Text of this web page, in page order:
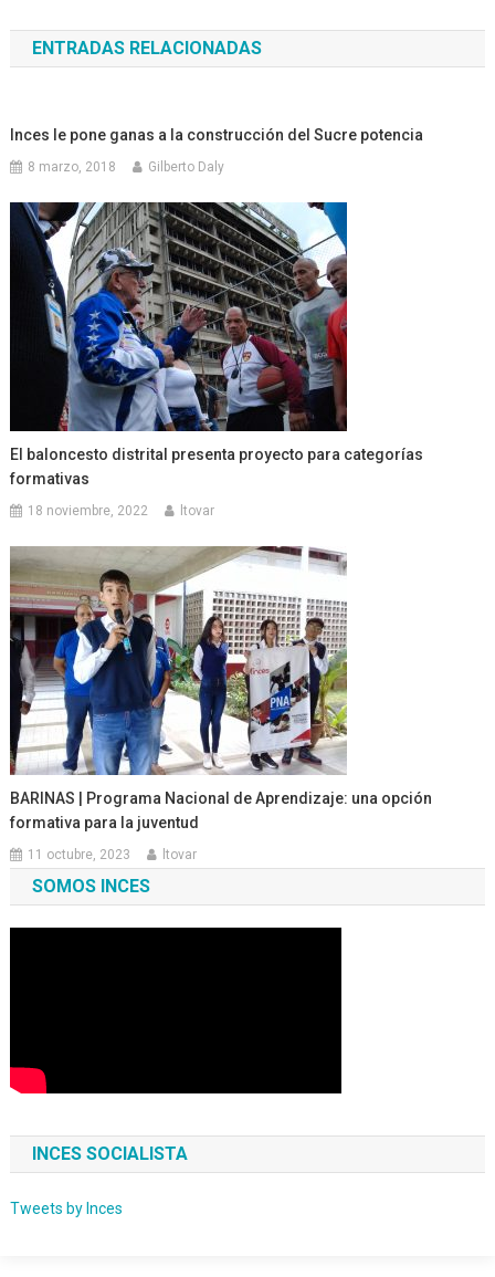
de
entradas
ENTRADAS RELACIONADAS
Inces le pone ganas a la construcción del Sucre potencia
8 marzo, 2018 Gilberto Daly
El baloncesto distrital presenta proyecto para categorías
formativas
18 noviembre, 2022 ltovar
BARINAS | Programa Nacional de Aprendizaje: una opción
formativa para la juventud
11 octubre, 2023 ltovar
SOMOS INCES
INCES SOCIALISTA
Tweets by Inces